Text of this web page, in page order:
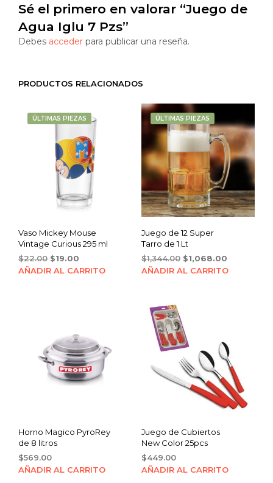
Sé el primero en valorar “Juego de
Agua Iglu 7 Pzs”
Debes acceder para publicar una reseña.
PRODUCTOS RELACIONADOS
ÚLTIMAS PIEZAS
Vaso Mickey Mouse
Vintage Curious 295 ml
$22.00 Original
price
$19.00
price
AÑADIR AL CARRITO
ÚLTIMAS PIEZAS
Juego de 12 Super
Tarro de 1 Lt
$1,344.00 Original
price
$1,068.00Current
price
AÑADIR AL CARRITO
Horno Magico PyroRey
de 8 litros
$569.00
AÑADIR AL CARRITO
Juego de Cubiertos
New Color 25pcs
$449.00
AÑADIR AL CARRITO